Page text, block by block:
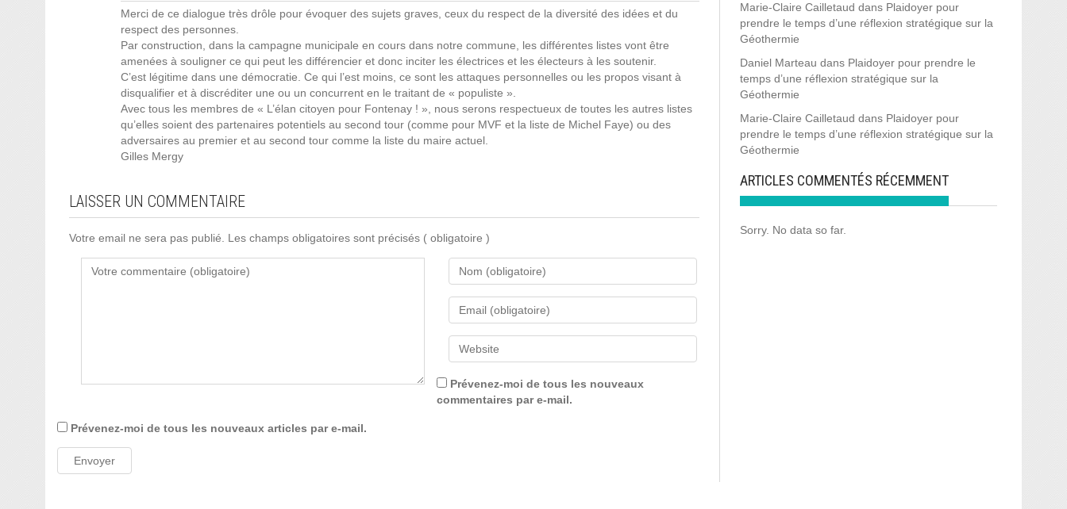
Merci de ce dialogue très drôle pour évoquer des sujets graves, ceux du respect de la diversité des idées et du
respect des personnes.
Par construction, dans la campagne municipale en cours dans notre commune, les différentes listes vont être
amenées à souligner ce qui peut les différencier et donc inciter les électrices et les électeurs à les soutenir.
C’est légitime dans une démocratie. Ce qui l’est moins, ce sont les attaques personnelles ou les propos visant à
disqualifier et à discréditer une ou un concurrent en le traitant de « populiste ».
Avec tous les membres de « L’élan citoyen pour Fontenay ! », nous serons respectueux de toutes les autres listes
qu’elles soient des partenaires potentiels au second tour (comme pour MVF et la liste de Michel Faye) ou des
adversaires au premier et au second tour comme la liste du maire actuel.
Gilles Mergy
LAISSER UN COMMENTAIRE
Votre email ne sera pas publié. Les champs obligatoires sont précisés ( obligatoire )
Prévenez-moi de tous les nouveaux
commentaires par e-mail.
Prévenez-moi de tous les nouveaux articles par e-mail.
Marie-Claire Cailletaud dans Plaidoyer pour
prendre le temps d’une réflexion stratégique sur la
Géothermie
Daniel Marteau dans Plaidoyer pour prendre le
temps d’une réflexion stratégique sur la
Géothermie
Marie-Claire Cailletaud dans Plaidoyer pour
prendre le temps d’une réflexion stratégique sur la
Géothermie
ARTICLES COMMENTÉS RÉCEMMENT
Sorry. No data so far.